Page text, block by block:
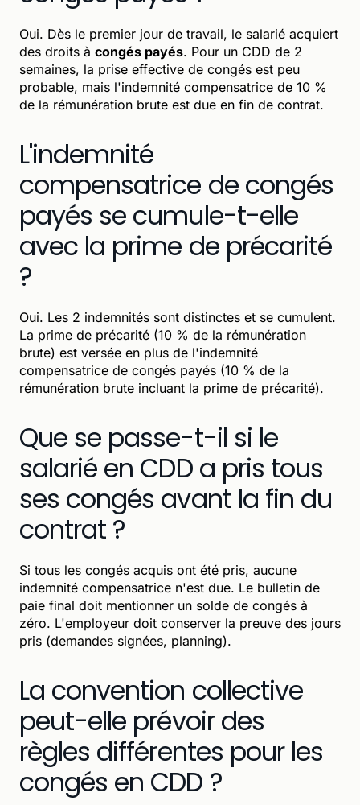
Oui. Dès le premier jour de travail, le salarié acquiert
des droits à congés payés. Pour un CDD de 2
semaines, la prise effective de congés est peu
probable, mais l'indemnité compensatrice de 10 %
de la rémunération brute est due en fin de contrat.
L'indemnité
compensatrice de congés
payés se cumule-t-elle
avec la prime de précarité
?
Oui. Les 2 indemnités sont distinctes et se cumulent.
La prime de précarité (10 % de la rémunération
brute) est versée en plus de l'indemnité
compensatrice de congés payés (10 % de la
rémunération brute incluant la prime de précarité).
Que se passe-t-il si le
salarié en CDD a pris tous
ses congés avant la fin du
contrat ?
Si tous les congés acquis ont été pris, aucune
indemnité compensatrice n'est due. Le bulletin de
paie final doit mentionner un solde de congés à
zéro. L'employeur doit conserver la preuve des jours
pris (demandes signées, planning).
La convention collective
peut-elle prévoir des
règles différentes pour les
congés en CDD ?